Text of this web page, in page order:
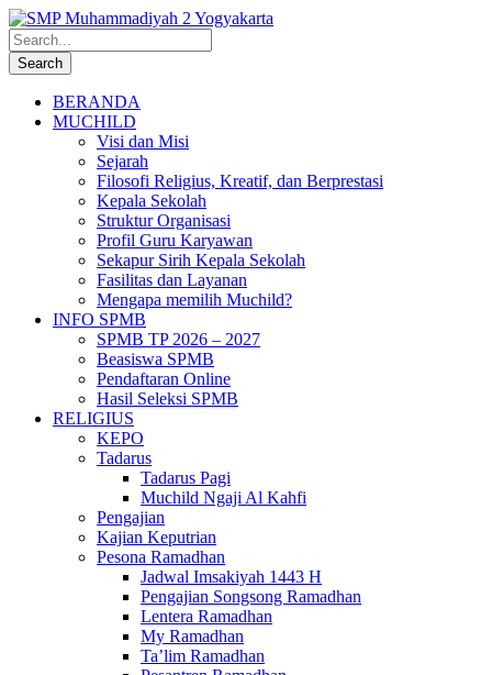
BERANDA
MUCHILD
Visi dan Misi
Sejarah
Filosofi Religius, Kreatif, dan Berprestasi
Kepala Sekolah
Struktur Organisasi
Profil Guru Karyawan
Sekapur Sirih Kepala Sekolah
Fasilitas dan Layanan
Mengapa memilih Muchild?
INFO SPMB
SPMB TP 2026 – 2027
Beasiswa SPMB
Pendaftaran Online
Hasil Seleksi SPMB
RELIGIUS
KEPO
Tadarus
Tadarus Pagi
Muchild Ngaji Al Kahfi
Pengajian
Kajian Keputrian
Pesona Ramadhan
Jadwal Imsakiyah 1443 H
Pengajian Songsong Ramadhan
Lentera Ramadhan
My Ramadhan
Ta’lim Ramadhan